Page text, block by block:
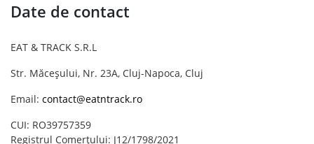
Date de contact
EAT & TRACK S.R.L
Str. Măceșului, Nr. 23A, Cluj-Napoca, Cluj
Email: contact@eatntrack.ro
CUI: RO39757359
Registrul Comerțului: J12/1798/2021